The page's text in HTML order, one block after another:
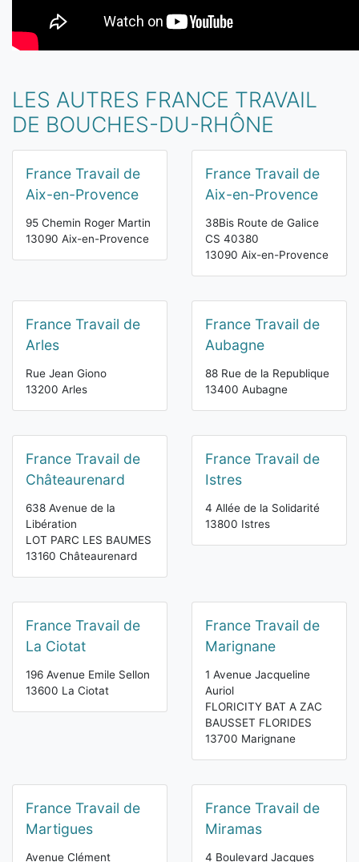
LES AUTRES FRANCE TRAVAIL
DE BOUCHES-DU-RHÔNE
France Travail de
Aix-en-Provence
95 Chemin Roger Martin
13090 Aix-en-Provence
France Travail de
Aix-en-Provence
38Bis Route de Galice
CS 40380
13090 Aix-en-Provence
France Travail de
Arles
Rue Jean Giono
13200 Arles
France Travail de
Aubagne
88 Rue de la Republique
13400 Aubagne
France Travail de
Châteaurenard
638 Avenue de la
Libération
LOT PARC LES BAUMES
13160 Châteaurenard
France Travail de
Istres
4 Allée de la Solidarité
13800 Istres
France Travail de
La Ciotat
196 Avenue Emile Sellon
13600 La Ciotat
France Travail de
Marignane
1 Avenue Jacqueline
Auriol
FLORICITY BAT A ZAC
BAUSSET FLORIDES
13700 Marignane
France Travail de
Martigues
Avenue Clément
France Travail de
Miramas
4 Boulevard Jacques